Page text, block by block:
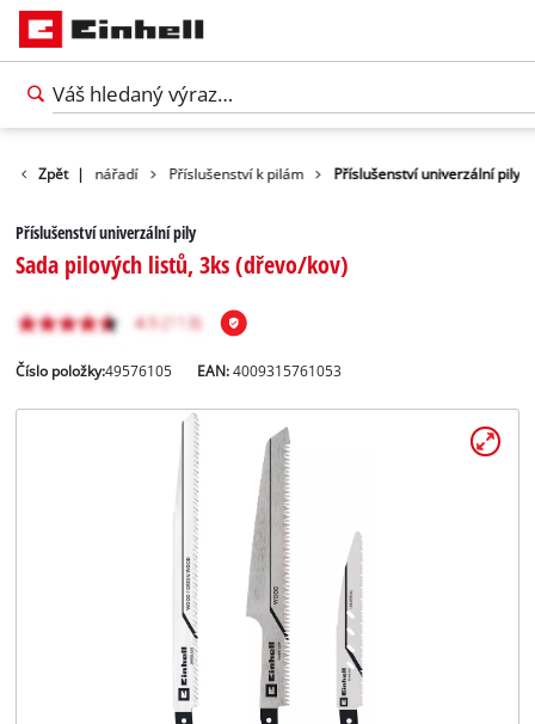
Zpět |
Příslušenství nářadí Příslušenství k pilám Příslušenství univerzální pily
Příslušenství univerzální pily
Sada pilových listů, 3ks (dřevo/kov)
Číslo položky:49576105 EAN:4009315761053